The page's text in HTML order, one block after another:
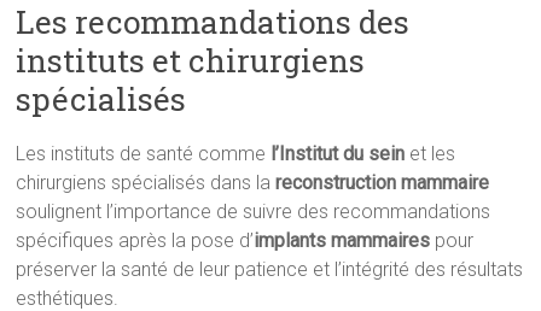
Les recommandations des
instituts et chirurgiens
spécialisés
Les instituts de santé comme l’Institut du sein et les
chirurgiens spécialisés dans lareconstruction mammaire
soulignent l’importance de suivre des recommandations
spécifiques après la pose d’implants mammaires pour
préserver la santé de leur patience et l’intégrité des résultats
esthétiques.